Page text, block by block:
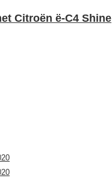
Citroën ë-C4 Shine